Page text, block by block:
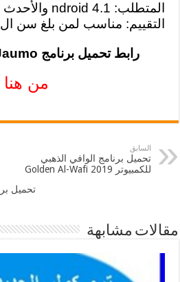
المتطلب: ndroid 4.1 والأحدث
التقييم: مناسب لمن بلغ سن ال18 فما فوق
رابط تحميل برنامج Jaumo للاندرويد 2019
من هنا
السابق
تحميل برنامج الوافي الذهبي
للكمبيوتر 2019 Golden Al-Wafi
مقالات مشابهة